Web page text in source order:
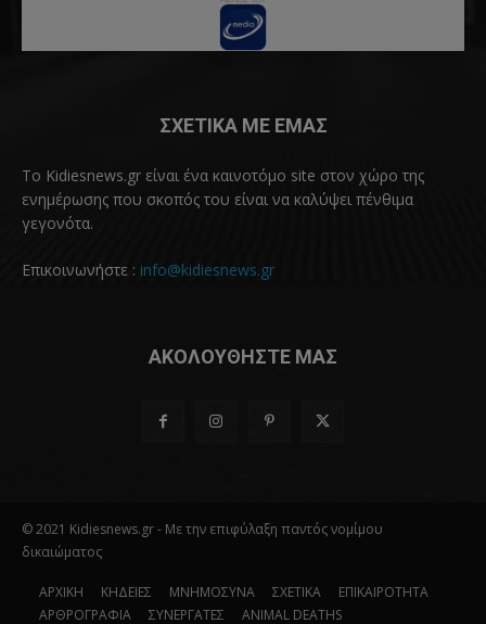
ΣΧΕΤΙΚΑ ΜΕ ΕΜΑΣ
Το Kidiesnews.gr είναι ένα καινοτόμο site στον χώρο της
ενημέρωσης που σκοπός του είναι να καλύψει πένθιμα
γεγονότα.
Επικοινωνήστε : info@kidiesnews.gr
ΑΚΟΛΟΥΘΗΣΤΕ ΜΑΣ
© 2021 Kidiesnews.gr - Με την επιφύλαξη παντός νομίμου
δικαιώματος
ΑΡΧΙΚΗ ΚΗΔΕΙΕΣ ΜΝΗΜΟΣΥΝΑ ΣΧΕΤΙΚΑ
ΕΠΙΚΑΙΡΟΤΗΤΑ
ΑΡΘΡΟΓΡΑΦΙΑ
ΣΥΝΕΡΓΑΤΕΣ ANIMAL DEATHS